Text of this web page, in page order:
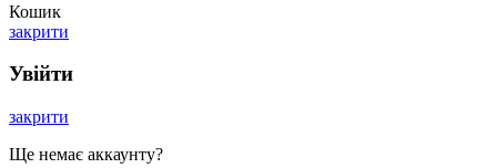
Кошик
закрити
Увійти
закрити
Ще немає аккаунту?